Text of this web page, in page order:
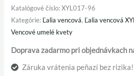
Katalógové číslo:XYL017-96
Kategórie: Ľalia vencová, Ľalia vencová
Vencové umelé kvety
Doprava zadarmo pri objednávkach
Záruka vrátenia peňazí bez rizika!